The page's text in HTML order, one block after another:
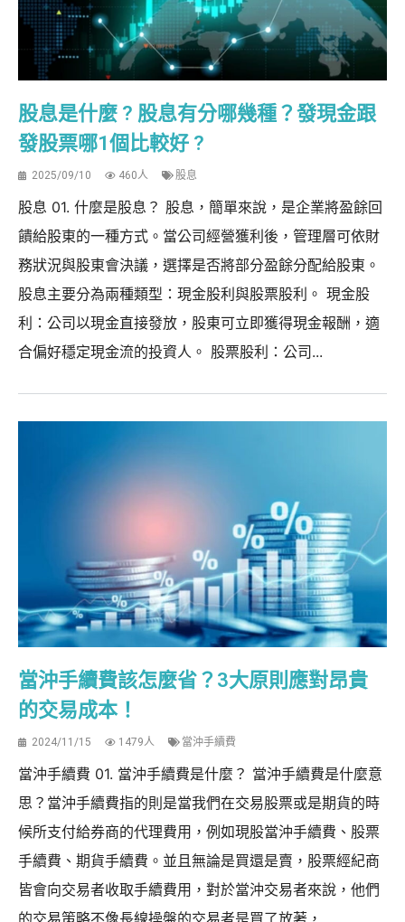
股息是什麼 ? 股息有分哪幾種？發現金跟
發股票哪1個比較好 ?
2025/09/10 460人 股息
股息 01. 什麼是股息？ 股息，簡單來說，是企業將盈餘回
饋給股東的一種方式。當公司經營獲利後，管理層可依財
務狀況與股東會決議，選擇是否將部分盈餘分配給股東。
股息主要分為兩種類型：現金股利與股票股利。 現金股
利：公司以現金直接發放，股東可立即獲得現金報酬，適
合偏好穩定現金流的投資人。 股票股利：公司...
當沖手續費該怎麼省？3大原則應對昂貴
的交易成本！
2024/11/15 1479人 當沖手續費
當沖手續費 01. 當沖手續費是什麼？ 當沖手續費是什麼意
思？當沖手續費指的則是當我們在交易股票或是期貨的時
候所支付給券商的代理費用，例如現股當沖手續費、股票
手續費、期貨手續費。並且無論是買還是賣，股票經紀商
皆會向交易者收取手續費用，對於當沖交易者來說，他們